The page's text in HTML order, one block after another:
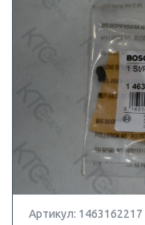
Артикул: 1463162217 |